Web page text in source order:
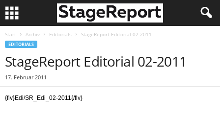
Start Archiv Editorials StageReport Editorial 02-2011
EDITORIALS
StageReport Editorial 02-2011
17. Februar 2011
{flv}Edi/SR_Edi_02-2011{/flv}